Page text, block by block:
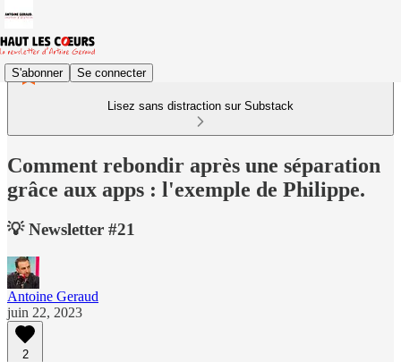
S'abonner Se connecter
Lisez sans distraction sur Substack
Comment rebondir après une séparation
grâce aux apps : l'exemple de Philippe.
💡 Newsletter #21
Antoine Geraud
juin 22, 2023
2